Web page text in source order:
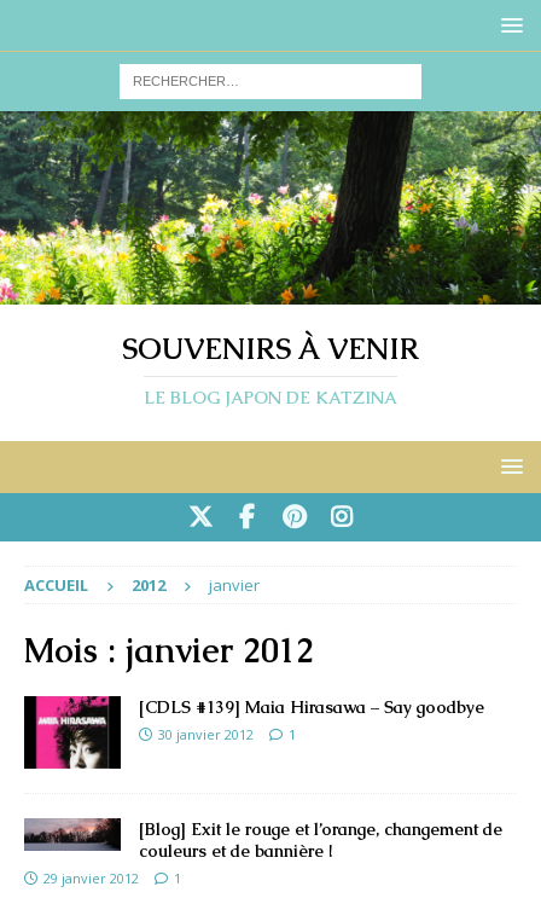
SOUVENIRS À VENIR
LE BLOG JAPON DE KATZINA
ACCUEIL 2012 janvier
Mois : janvier 2012
[CDLS #139] Maia Hirasawa – Say goodbye
30 janvier 2012 1
[Blog] Exit le rouge et l’orange, changement de
couleurs et de bannière !
29 janvier 2012 1